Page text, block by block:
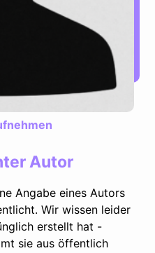
Autor
Angabe eines Autors
Wir wissen leider
erstellt hat -
sie aus öffentlich